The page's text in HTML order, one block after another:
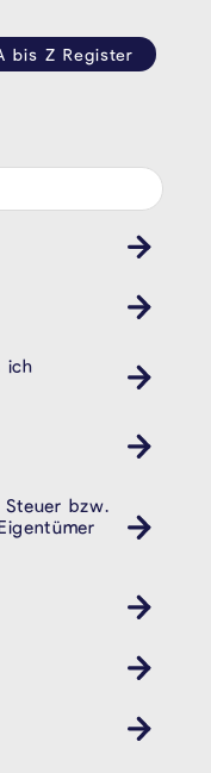
bis Z Register
ich
bzw.